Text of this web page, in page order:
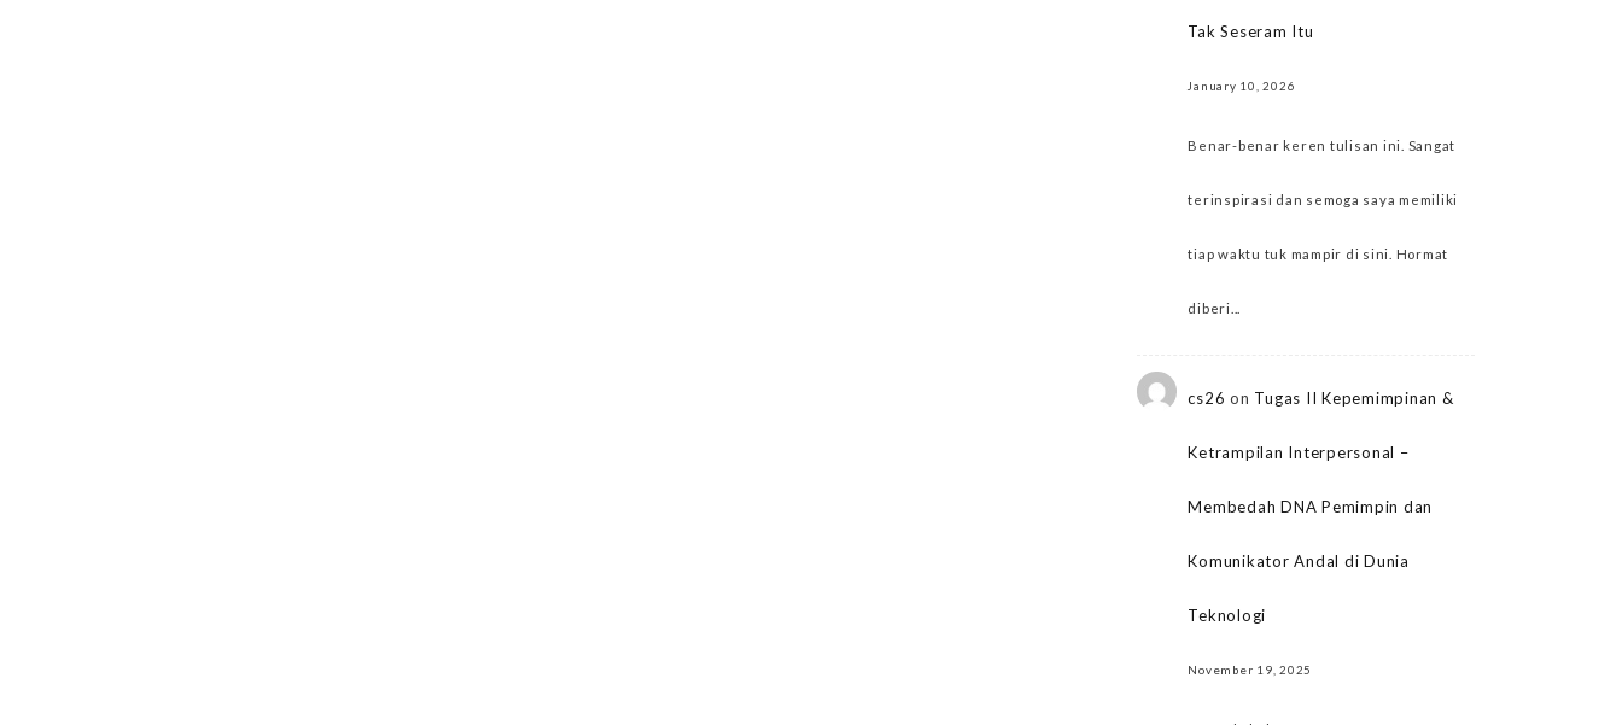
Tak Seseram Itu
January 10, 2026
Benar-benar keren tulisan ini. Sangat
terinspirasi dan semoga saya memiliki
tiap waktu tuk mampir di sini. Hormat
diberi...
cs26 on Tugas II Kepemimpinan &
Ketrampilan Interpersonal –
Membedah DNA Pemimpin dan
Komunikator Andal di Dunia
Teknologi
November 19, 2025